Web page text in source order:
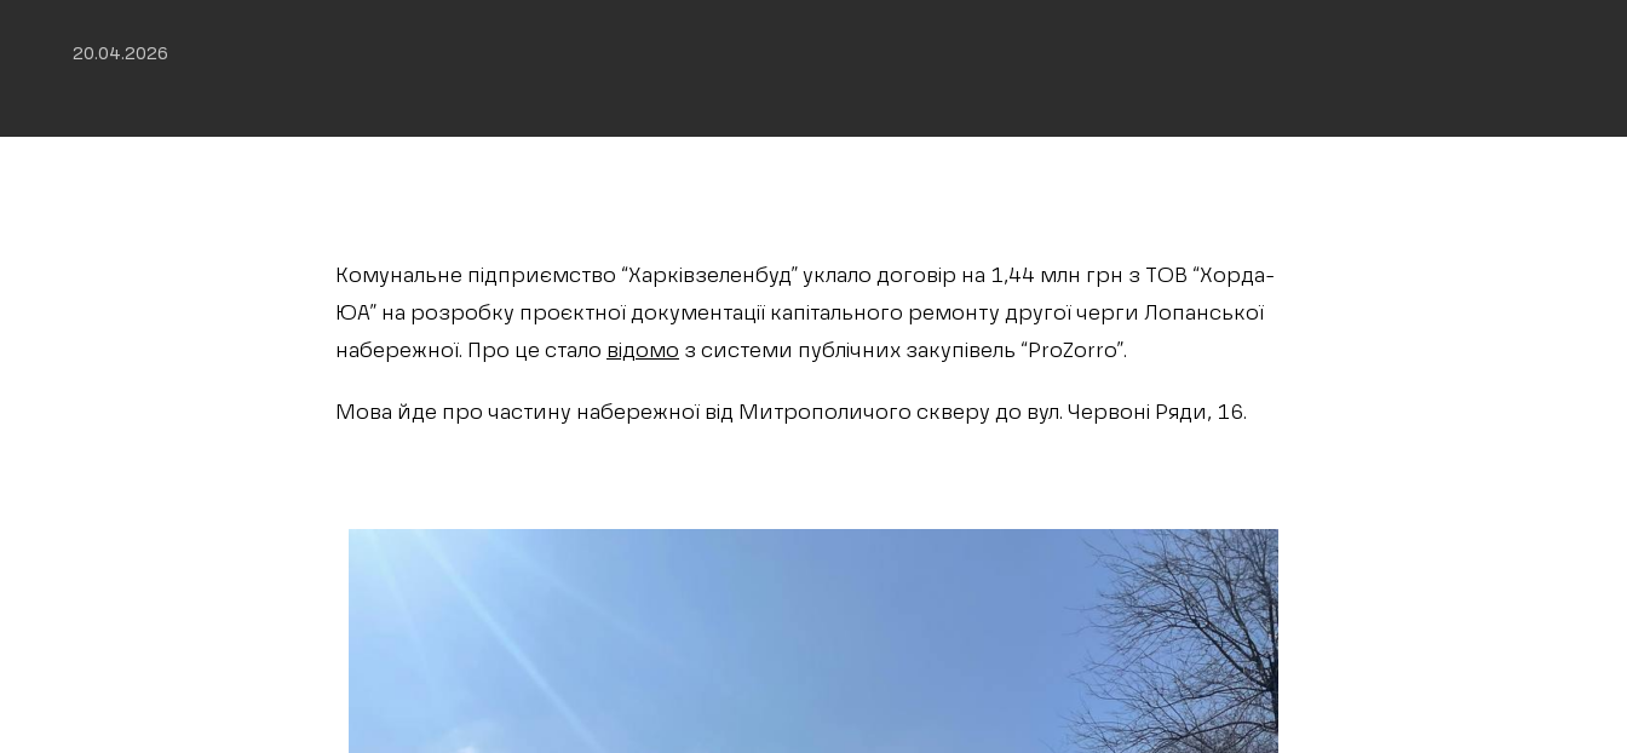
20.04.2026
Комунальне підприємство “Харківзеленбуд” уклало договір на 1,44 млн грн з ТОВ “Хорда-
ЮА” на розробку проєктної документації капітального ремонту другої черги Лопанської
набережної. Про це стало відомо з системи публічних закупівель “ProZorro”.
Мова йде про частину набережної від Митрополичого скверу до вул. Червоні Ряди, 16.